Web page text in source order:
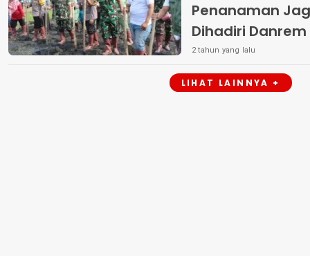
Penanaman
Dihadiri
Mewujudkan
2 tahun yang lalu
LIHAT LAINNYA +